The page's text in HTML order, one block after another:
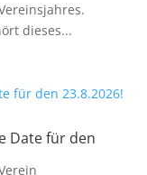
dieses...
Date für den